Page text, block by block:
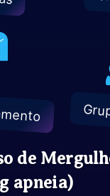
de
apneia)